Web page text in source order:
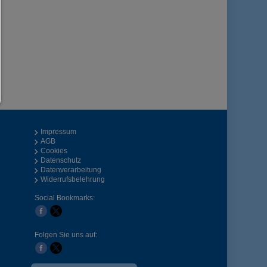
Impressum
AGB
Cookies
Datenschutz
Datenverarbeitung
Widerrufsbelehrung
Social Bookmarks:
Folgen Sie uns auf: